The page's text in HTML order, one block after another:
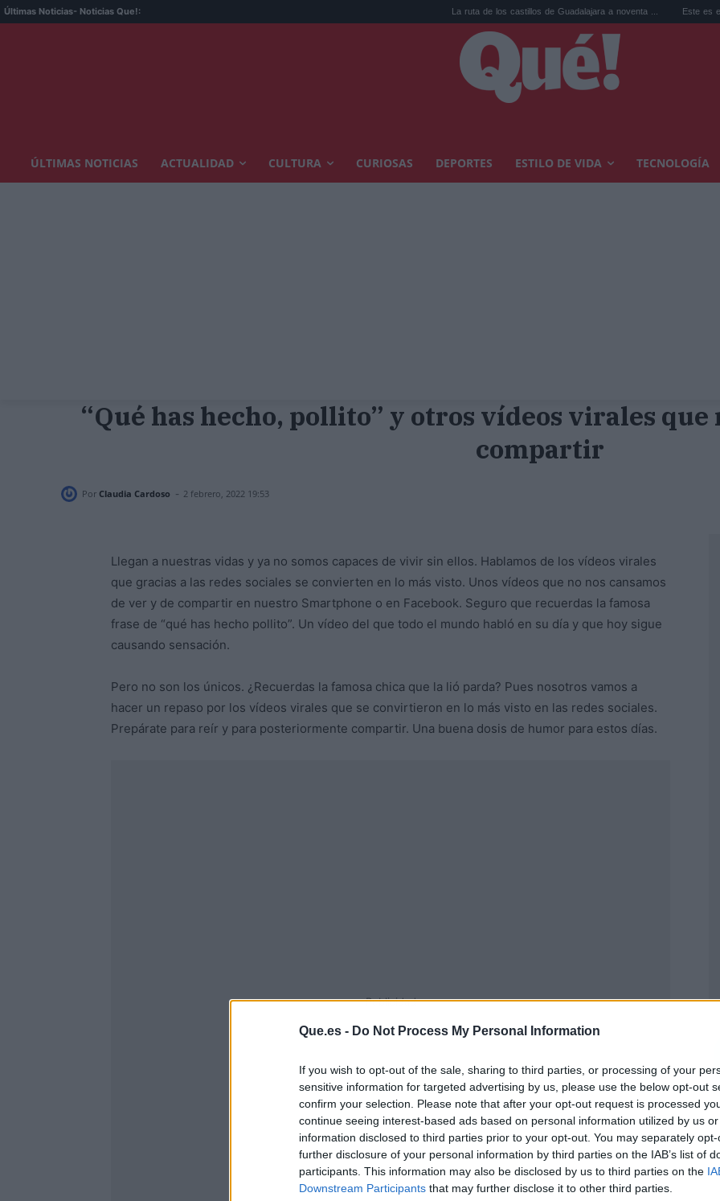
Que.es - Do Not Process My Personal Information
If you wish to opt-out of the sale, sharing to third parties, or processing of your
sensitive information for targeted advertising by us, please use the below opt-out
confirm your selection. Please note that after your opt-out request is processed
continue seeing interest-based ads based on personal information utilized by us
information disclosed to third parties prior to your opt-out. You may separately
further disclosure of your personal information by third parties on the IAB’s list of
participants. This information may also be disclosed by us to third parties on the
Downstream Participants that may further disclose it to other third parties.
Últimas Noticias- Noticias Que!: La ruta de los castillos de Guadalajara a noventa ... Este es el top 10
ÚLTIMAS NOTICIAS ACTUALIDAD CULTURA CURIOSAS DEPORTES ESTILO DE VIDA TECNOLOGÍA
“Qué has hecho, pollito” y otros vídeos virales que
compartir
Por Claudia Cardoso - 2 febrero, 2022 19:53
Llegan a nuestras vidas y ya no somos capaces de vivir sin ellos. Hablamos de los vídeos virales
que gracias a las redes sociales se convierten en lo más visto. Unos vídeos que no nos cansamos
de ver y de compartir en nuestro Smartphone o en Facebook. Seguro que recuerdas la famosa
frase de “qué has hecho pollito”. Un vídeo del que todo el mundo habló en su día y que hoy sigue
causando sensación.
Pero no son los únicos. ¿Recuerdas la famosa chica que la lió parda? Pues nosotros vamos a
hacer un repaso por los vídeos virales que se convirtieron en lo más visto en las redes sociales.
Prepárate para reír y para posteriormente compartir. Una buena dosis de humor para estos días.
Publicidad